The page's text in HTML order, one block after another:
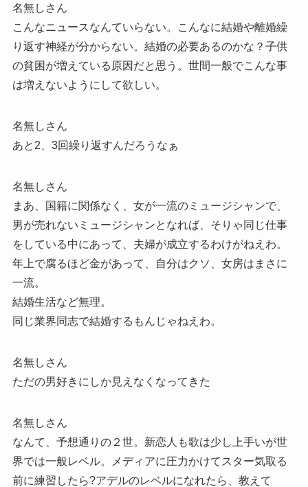
名無しさん
こんなニュースなんていらない。こんなに結婚や離婚繰
り返す神経が分からない。結婚の必要あるのかな？子供
の貧困が増えている原因だと思う。世間一般でこんな事
は増えないようにして欲しい。
名無しさん
あと2、3回繰り返すんだろうなぁ
名無しさん
まあ、国籍に関係なく、女が一流のミュージシャンで、
男が売れないミュージシャンとなれば、そりゃ同じ仕事
をしている中にあって、夫婦が成立するわけがねえわ。
年上で腐るほど金があって、自分はクソ、女房はまさに
一流。
結婚生活など無理。
同じ業界同志で結婚するもんじゃねえわ。
名無しさん
ただの男好きにしか見えなくなってきた
名無しさん
なんて、予想通りの２世。新恋人も歌は少し上手いが世
界では一般レベル。メディアに圧力かけてスター気取る
前に練習したら?アデルのレベルになれたら、教えて